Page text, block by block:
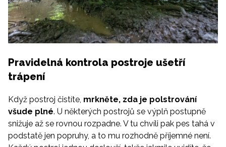
Pravidelná kontrola postroje ušetří
trápení
Když postroj čistíte, mrkněte, zda je polstrování
všude plné. U některých postrojů se výplň postupně
snižuje až se rovnou rozpadne. V tu chvíli pak pes tahá v
podstatě jen popruhy, a to mu rozhodně příjemné není.